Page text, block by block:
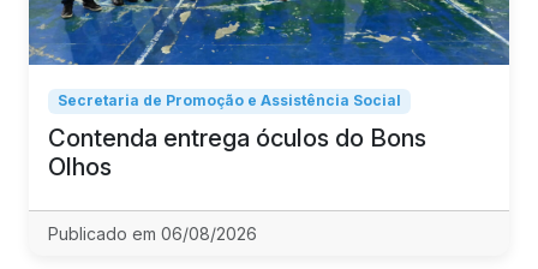
Secretaria de Promoção e Assistência Social
Contenda entrega óculos do Bons
Olhos
Publicado em 06/08/2026